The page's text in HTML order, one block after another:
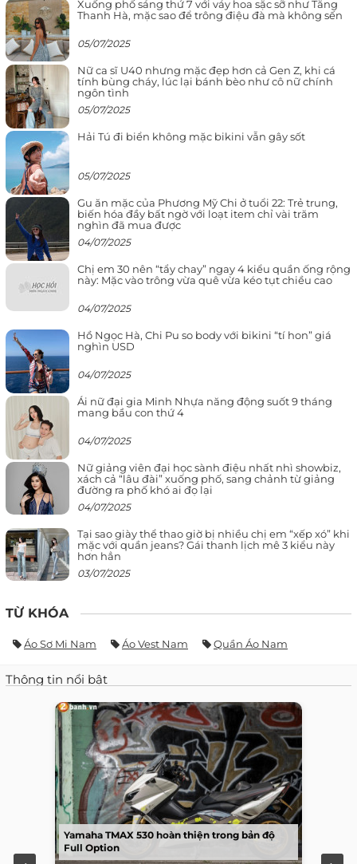
Xuống phố sáng thứ 7 với váy hoa sặc sỡ như Tăng
Thanh Hà, mặc sao để trông điệu đà mà không sến
05/07/2025
Nữ ca sĩ U40 nhưng mặc đẹp hơn cả Gen Z, khi cá
tính bùng cháy, lúc lại bánh bèo như cô nữ chính
ngôn tình
05/07/2025
Hải Tú đi biển không mặc bikini vẫn gây sốt
05/07/2025
Gu ăn mặc của Phương Mỹ Chi ở tuổi 22: Trẻ trung,
biến hóa đầy bất ngờ với loạt item chỉ vài trăm
nghìn đã mua được
04/07/2025
Chị em 30 nên “tẩy chay” ngay 4 kiểu quần ống rộng
này: Mặc vào trông vừa quê vừa kéo tụt chiều cao
04/07/2025
Hồ Ngọc Hà, Chi Pu so body với bikini “tí hon” giá
nghìn USD
04/07/2025
Ái nữ đại gia Minh Nhựa năng động suốt 9 tháng
mang bầu con thứ 4
04/07/2025
Nữ giảng viên đại học sành điệu nhất nhì showbiz,
xách cả “lâu đài” xuống phố, sang chảnh từ giảng
đường ra phố khó ai đọ lại
04/07/2025
Tại sao giày thể thao giờ bị nhiều chị em “xếp xó” khi
mặc với quần jeans? Gái thanh lịch mê 3 kiểu này
hơn hẳn
03/07/2025
TỪ KHÓA
Áo Sơ Mi Nam Áo Vest Nam Quần Áo Nam
Thông tin nổi bật
Yamaha TMAX 530 hoàn thiện trong bản độ
Full Option